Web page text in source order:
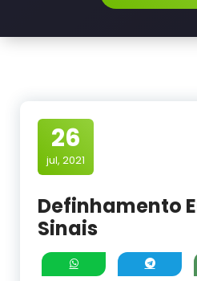
26
jul, 2021
Definhamento
Sinais